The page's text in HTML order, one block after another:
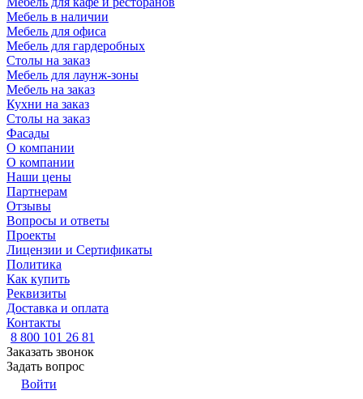
Мебель в наличии
Мебель для офиса
Мебель для гардеробных
Столы на заказ
Мебель для лаунж-зоны
Мебель на заказ
Кухни на заказ
Столы на заказ
Фасады
О компании
О компании
Наши цены
Партнерам
Отзывы
Вопросы и ответы
Проекты
Лицензии и Сертификаты
Политика
Как купить
Реквизиты
Доставка и оплата
Контакты
8 800 101 26 81
Заказать звонок
Задать вопрос
Войти